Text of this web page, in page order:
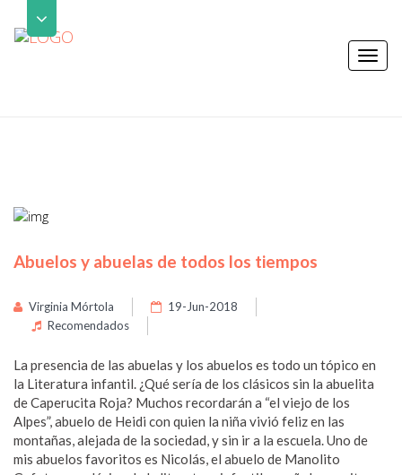
Abuelos y abuelas de todos los tiempos
Virginia Mórtola
19-Jun-2018
Recomendados
La presencia de las abuelas y los abuelos es todo un tópico en
la Literatura infantil. ¿Qué sería de los clásicos sin la abuelita
de Caperucita Roja? Muchos recordarán a “el viejo de los
Alpes”, abuelo de Heidi con quien la niña vivió feliz en las
montañas, alejada de la sociedad, y sin ir a la escuela. Uno de
mis abuelos favoritos es Nicolás, el abuelo de Manolito